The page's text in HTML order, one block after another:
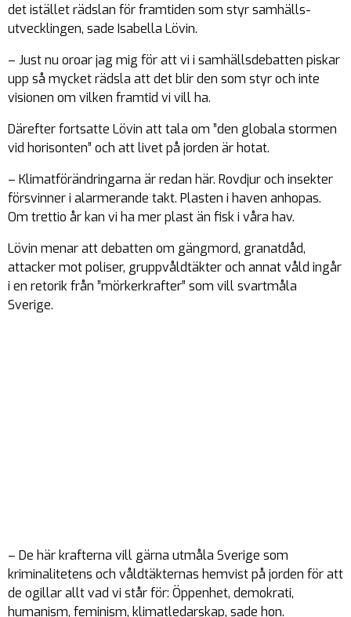
det istället rädslan för framtiden som styr samhälls­
utvecklingen, sade Isabella Lövin.
– Just nu oroar jag mig för att vi i samhälls­debatten piskar
upp så mycket rädsla att det blir den som styr och inte
visionen om vilken framtid vi vill ha.
Därefter fortsatte Lövin att tala om ”den globala stormen
vid horisonten” och att livet på jorden är hotat.
– Klimatförändringarna är redan här. Rovdjur och insekter
försvinner i alarmerande takt. Plasten i haven anhopas.
Om trettio år kan vi ha mer plast än fisk i våra hav.
Lövin menar att debatten om gängmord, granatdåd,
attacker mot poliser, gruppvåldtäkter och annat våld ingår
i en retorik från ”mörkerkrafter” som vill svartmåla
Sverige.
– De här krafterna vill gärna utmåla Sverige som
kriminalitetens och våldtäkternas hemvist på jorden för att
de ogillar allt vad vi står för: Öppenhet, demokrati,
humanism, feminism, klimatledarskap, sade hon.